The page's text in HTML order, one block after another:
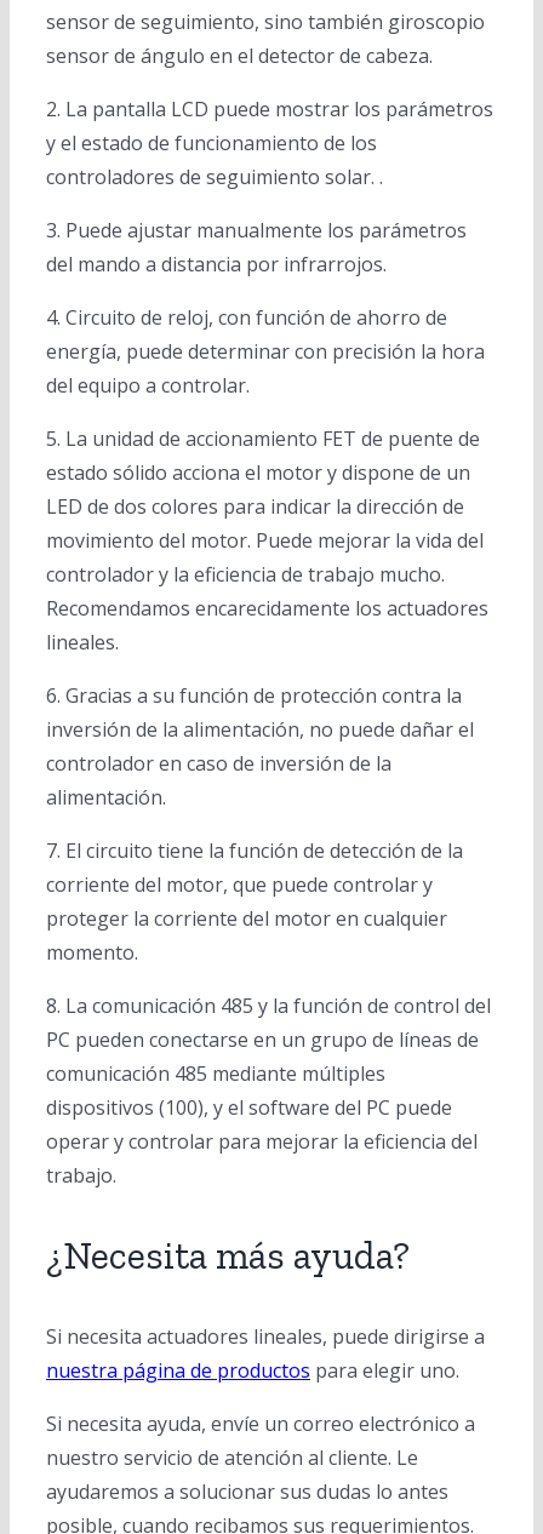
sensor de seguimiento, sino también giroscopio
sensor de ángulo en el detector de cabeza.
2. La pantalla LCD puede mostrar los parámetros
y el estado de funcionamiento de los
controladores de seguimiento solar. .
3. Puede ajustar manualmente los parámetros
del mando a distancia por infrarrojos.
4. Circuito de reloj, con función de ahorro de
energía, puede determinar con precisión la hora
del equipo a controlar.
5. La unidad de accionamiento FET de puente de
estado sólido acciona el motor y dispone de un
LED de dos colores para indicar la dirección de
movimiento del motor. Puede mejorar la vida del
controlador y la eficiencia de trabajo mucho.
Recomendamos encarecidamente los actuadores
lineales.
6. Gracias a su función de protección contra la
inversión de la alimentación, no puede dañar el
controlador en caso de inversión de la
alimentación.
7. El circuito tiene la función de detección de la
corriente del motor, que puede controlar y
proteger la corriente del motor en cualquier
momento.
8. La comunicación 485 y la función de control del
PC pueden conectarse en un grupo de líneas de
comunicación 485 mediante múltiples
dispositivos (100), y el software del PC puede
operar y controlar para mejorar la eficiencia del
trabajo.
¿Necesita más ayuda?
Si necesita actuadores lineales, puede dirigirse a
nuestra página de productos para elegir uno.
Si necesita ayuda, envíe un correo electrónico a
nuestro servicio de atención al cliente. Le
ayudaremos a solucionar sus dudas lo antes
posible, cuando recibamos sus requerimientos.